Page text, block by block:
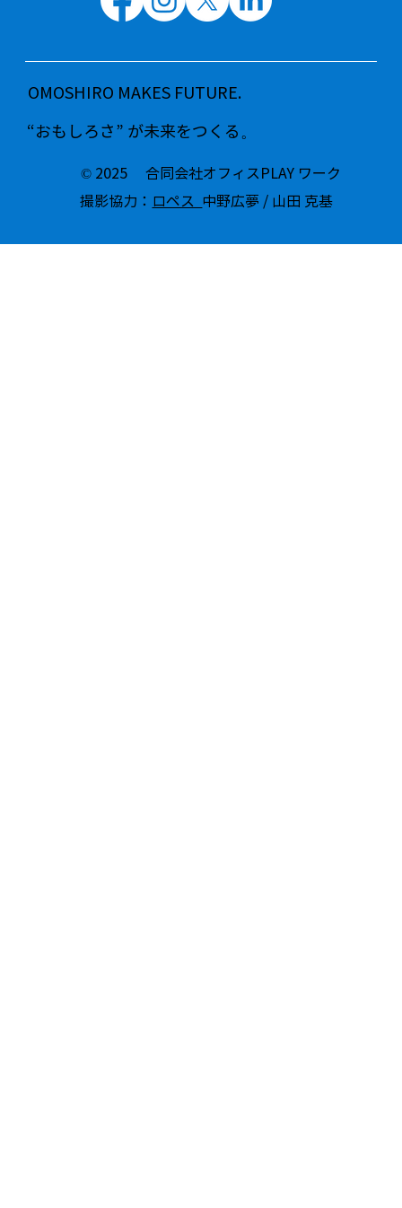
OMOSHIRO MAKES FUTURE.
“おもしろさ” が未来をつくる。
© 2025 合同会社オフィスPLAY ワーク
撮影協力： ロペス 中野広夢 / 山田 克基